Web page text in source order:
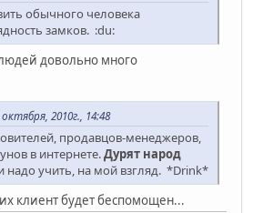
обычного человека
замков. :du:
довольно много
2010г., 14:48
продавцов-менеджеров,
в интернете.Дурят народ
надо учить, на мой взгляд. *Drink*
клиент будет беспомощен...